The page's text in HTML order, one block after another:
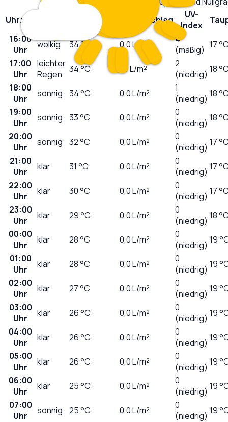
Uhrzeit
Temperatur Niederschlag
UV-
Index
16:00
Uhr
wolkig 34°C 0,0L/m²
4
(mäßig) 17
17:00
Uhr
leichter
Regen
34°C 0,1L/m²
2
(niedrig) 18
18:00
Uhr
sonnig 34°C 0,0L/m²
1
(niedrig) 18
19:00
Uhr
sonnig 33°C 0,0L/m²
0
(niedrig) 18
20:00
Uhr
sonnig 32°C 0,0L/m²
0
(niedrig) 17
21:00
Uhr
klar 31 °C 0,0L/m²
0
(niedrig) 17
22:00
Uhr
klar 30°C 0,0L/m²
0
(niedrig) 17
23:00
Uhr
klar 29°C 0,0L/m²
0
(niedrig) 18
00:00
Uhr
klar 28°C 0,0L/m²
0
(niedrig) 19
01:00
Uhr
klar 28°C 0,0L/m²
0
(niedrig) 19
02:00
Uhr
klar 27°C 0,0L/m²
0
(niedrig) 19
03:00
Uhr
klar 26°C 0,0L/m²
0
(niedrig) 19
04:00
Uhr
klar 26°C 0,0L/m²
0
(niedrig) 19
05:00
Uhr
klar 26°C 0,0L/m²
0
(niedrig) 19
06:00
Uhr
klar 25°C 0,0L/m²
0
(niedrig) 19
07:00
Uhr
sonnig 25°C 0,0L/m²
0
(niedrig) 19